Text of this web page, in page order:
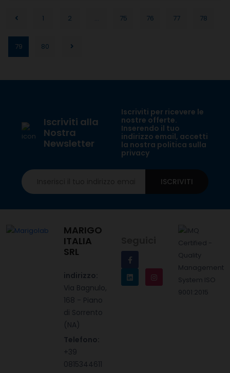
1 2 ... 75 76 77 78
79 80
Iscriviti alla
Nostra
Newsletter
Iscriviti per ricevere le
nostre offerte.
Inserendo il tuo
indirizzo email, accetti
la nostra politica sulla
privacy
ISCRIVITI
MARIGO
ITALIA
SRL
indirizzo:
Via Bagnulo,
168 - Piano
di Sorrento
(NA)
Telefono:
+39
0815344611